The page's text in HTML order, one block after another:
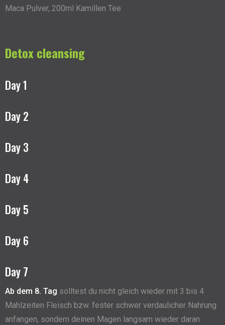
Maca Pulver, 200ml Kamillen Tee
Detox cleansing
Day 1
Day 2
Day 3
Day 4
Day 5
Day 6
Day 7
Ab dem 8. Tag solltest du nicht gleich wieder mit 3 bis 4
Mahlzeiten Fleisch bzw. fester schwer verdaulicher Nahrung
anfangen, sondern deinen Magen langsam wieder daran